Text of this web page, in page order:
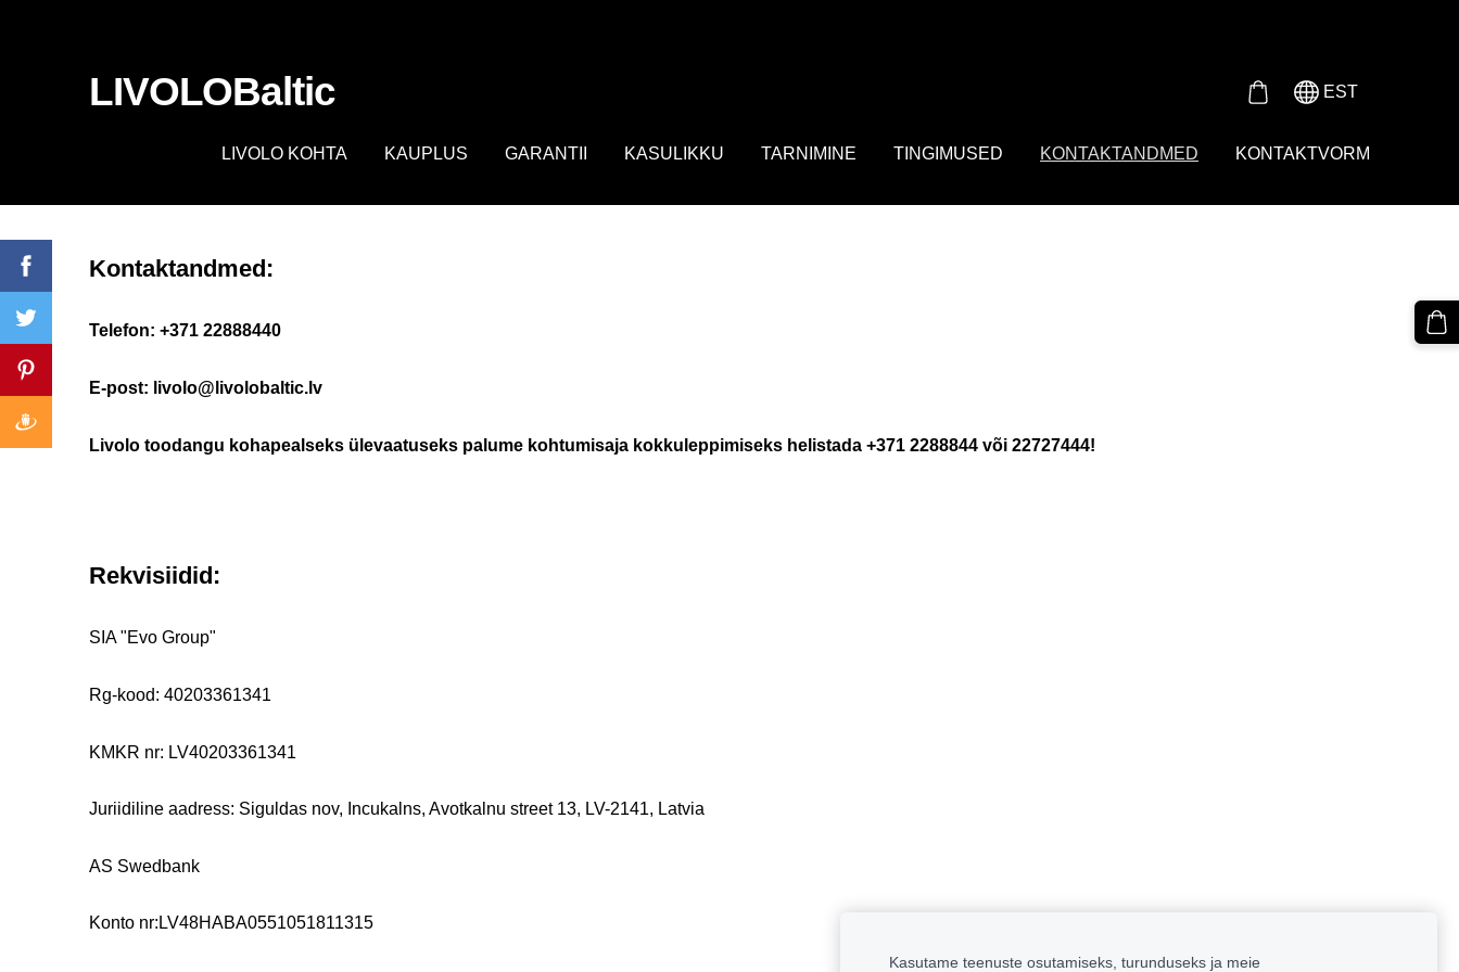
LIVOLOBaltic
LIVOLO KOHTA KAUPLUS GARANTII KASULIKKU TARNIMINE TINGIMUSED KONTAKTANDMED KONTAKTVORM
EST
Kontaktandmed:
Telefon: +371 22888440
E-post: livolo@livolobaltic.lv
Livolo toodangu kohapealseks ülevaatuseks palume kohtumisaja kokkuleppimiseks helistada +371 2288844 või 22727444!
Rekvisiidid:
SIA "Evo Group"
Rg-kood: 40203361341
KMKR nr: LV40203361341
Juriidiline aadress: Siguldas nov, Incukalns, Avotkalnu street 13, LV-2141, Latvia
AS Swedbank
Konto nr:LV48HABA0551051811315
Kasutame teenuste osutamiseks, turunduseks ja meie